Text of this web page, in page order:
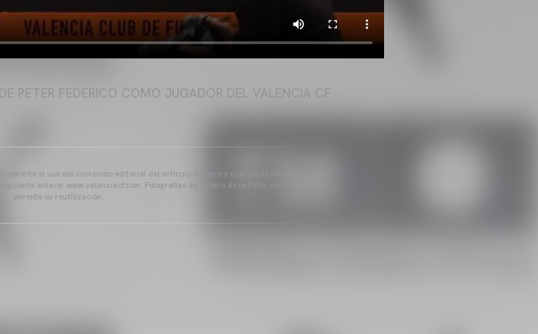
PETER FEDERICO COMO JUGADOR DEL VALENCIA CF
permite el uso del contenido editorial del artículo siempre y cuando se haga
enlace: www.valenciacf.com. Fotografías de Lázaro de la Peña, no se
permite su reutilización.